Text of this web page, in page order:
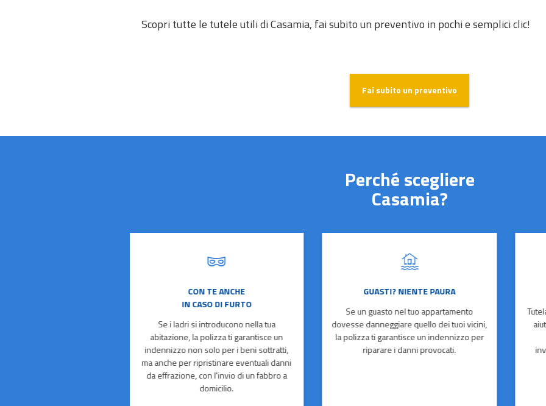
Scopri tutte le tutele utili di Casamia, fai subito un preventivo in pochi e semplici clic!
Fai subito un preventivo
Perché scegliere
Casamia?
CON TE ANCHE
IN CASO DI FURTO
Se i ladri si introducono nella tua
abitazione, la polizza ti garantisce un
indennizzo non solo per i beni sottratti,
ma anche per ripristinare eventuali danni
da effrazione, con l'invio di un fabbro a
domicilio.
GUASTI? NIENTE PAURA
Se un guasto nel tuo appartamento
dovesse danneggiare quello dei tuoi vicini,
la polizza ti garantisce un indennizzo per
riparare i danni provocati.